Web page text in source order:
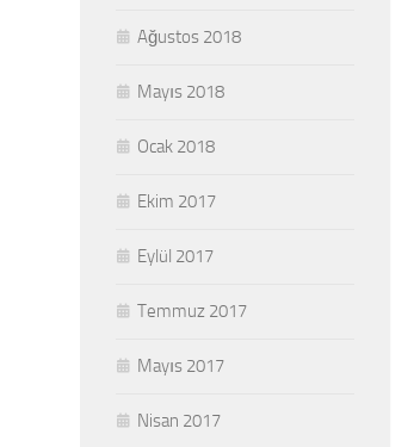
Ağustos 2018
Mayıs 2018
Ocak 2018
Ekim 2017
Eylül 2017
Temmuz 2017
Mayıs 2017
Nisan 2017